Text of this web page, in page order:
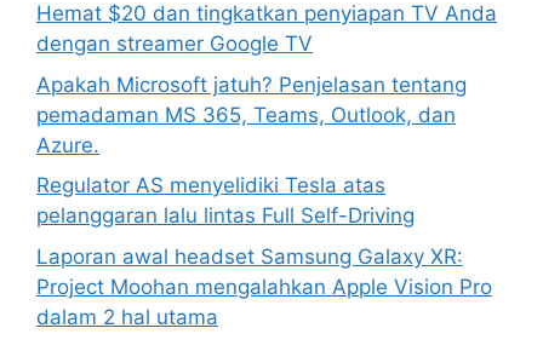
Hemat $20 dan tingkatkan penyiapan TV Anda
dengan streamer Google TV
Apakah Microsoft jatuh? Penjelasan tentang
pemadaman MS 365, Teams, Outlook, dan
Azure.
Regulator AS menyelidiki Tesla atas
pelanggaran lalu lintas Full Self-Driving
Laporan awal headset Samsung Galaxy XR:
Project Moohan mengalahkan Apple Vision Pro
dalam 2 hal utama